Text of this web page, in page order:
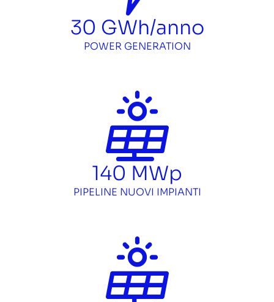
30 GWh/anno
POWER GENERATION
140 MWp
PIPELINE NUOVI IMPIANTI